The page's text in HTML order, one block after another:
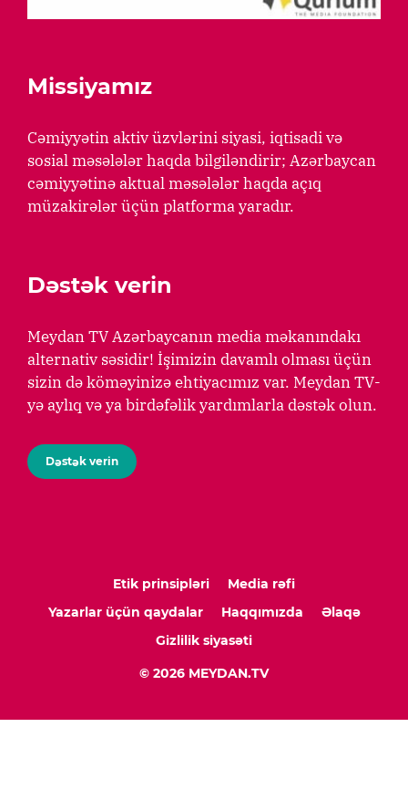
Missiyamız
Cəmiyyətin aktiv üzvlərini siyasi, iqtisadi və
sosial məsələlər haqda bilgiləndirir; Azərbaycan
cəmiyyətinə aktual məsələlər haqda açıq
müzakirələr üçün platforma yaradır.
Dəstək verin
Meydan TV Azərbaycanın media məkanındakı
alternativ səsidir! İşimizin davamlı olması üçün
sizin də köməyinizə ehtiyacımız var. Meydan TV-
yə aylıq və ya birdəfəlik yardımlarla dəstək olun.
Dəstək verin
Etik prinsipləri
Media rəfi
Yazarlar üçün qaydalar
Haqqımızda
Əlaqə
Gizlilik siyasəti
© 2026 MEYDAN.TV